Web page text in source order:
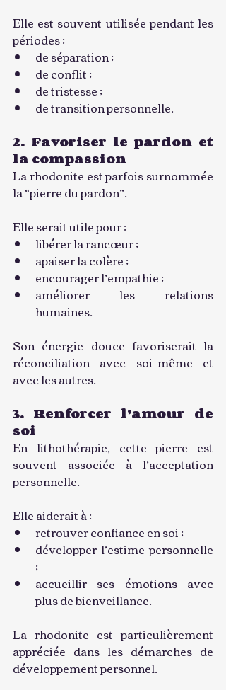
Elle est souvent utilisée pendant les
périodes :
de séparation ;
de conflit ;
de tristesse ;
de transition personnelle.
2. Favoriser le pardon et
la compassion
La rhodonite est parfois surnommée
la “pierre du pardon”.
Elle serait utile pour :
libérer la rancœur ;
apaiser la colère ;
encourager l’empathie ;
améliorer les relations
humaines.
Son énergie douce favoriserait la
réconciliation avec soi-même et
avec les autres.
3. Renforcer l’amour de
soi
En lithothérapie, cette pierre est
souvent associée à l’acceptation
personnelle.
Elle aiderait à :
retrouver confiance en soi ;
développer l’estime personnelle
;
accueillir ses émotions avec
plus de bienveillance.
La rhodonite est particulièrement
appréciée dans les démarches de
développement personnel.